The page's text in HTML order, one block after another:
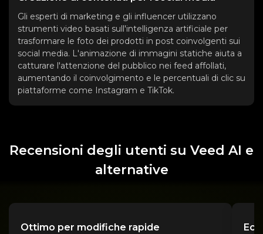
Gli esperti di marketing e gli influencer utilizzano
strumenti video basati sull'intelligenza artificiale per
trasformare le foto dei prodotti in post coinvolgenti sui
social media. L'animazione di immagini statiche aiuta a
catturare l'attenzione del pubblico nei feed affollati,
aumentando il coinvolgimento e le percentuali di clic su
piattaforme come Instagram e TikTok.
Recensioni degli utenti su Veed AI e
alternative
Ottimo per modifiche rapide